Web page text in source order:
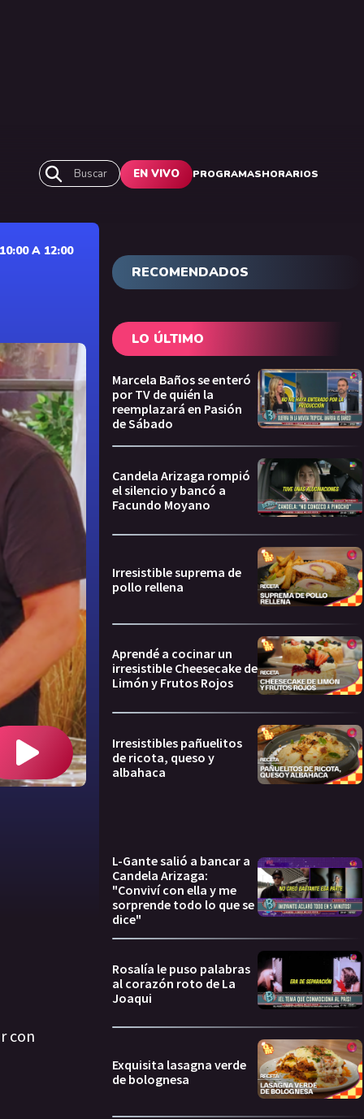
Buscar EN VIVO PROGRAMASHORARIOS
A 12:00
con
RECOMENDADOS
LO ÚLTIMO
Marcela Baños se enteró
por TV de quién la
reemplazará en Pasión
de Sábado
Candela Arizaga rompió
el silencio y bancó a
Facundo Moyano
Irresistible suprema de
pollo rellena
Aprendé a cocinar un
irresistible Cheesecake de
Limón y Frutos Rojos
Irresistibles pañuelitos
de ricota, queso y
albahaca
L-Gante salió a bancar a
Candela Arizaga:
"Conviví con ella y me
sorprende todo lo que se
dice"
Rosalía le puso palabras
al corazón roto de La
Joaqui
Exquisita lasagna verde
de bolognesa